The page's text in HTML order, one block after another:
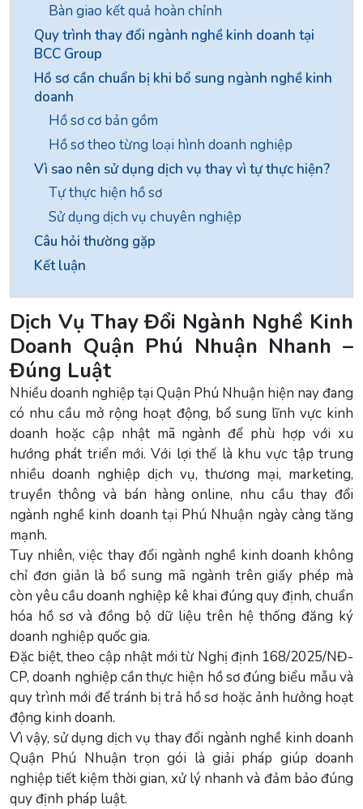
Bàn giao kết quả hoàn chỉnh
Quy trình thay đổi ngành nghề kinh doanh tại
BCC Group
Hồ sơ cần chuẩn bị khi bổ sung ngành nghề kinh
doanh
Hồ sơ cơ bản gồm
Hồ sơ theo từng loại hình doanh nghiệp
Vì sao nên sử dụng dịch vụ thay vì tự thực hiện?
Tự thực hiện hồ sơ
Sử dụng dịch vụ chuyên nghiệp
Câu hỏi thường gặp
Kết luận
Dịch Vụ Thay Đổi Ngành Nghề Kinh
Doanh Quận Phú Nhuận Nhanh –
Đúng Luật
Nhiều doanh nghiệp tại Quận Phú Nhuận hiện nay đang
có nhu cầu mở rộng hoạt động, bổ sung lĩnh vực kinh
doanh hoặc cập nhật mã ngành để phù hợp với xu
hướng phát triển mới. Với lợi thế là khu vực tập trung
nhiều doanh nghiệp dịch vụ, thương mại, marketing,
truyền thông và bán hàng online, nhu cầu thay đổi
ngành nghề kinh doanh tại Phú Nhuận ngày càng tăng
mạnh.
Tuy nhiên, việc thay đổi ngành nghề kinh doanh không
chỉ đơn giản là bổ sung mã ngành trên giấy phép mà
còn yêu cầu doanh nghiệp kê khai đúng quy định, chuẩn
hóa hồ sơ và đồng bộ dữ liệu trên hệ thống đăng ký
doanh nghiệp quốc gia.
Đặc biệt, theo cập nhật mới từ Nghị định 168/2025/NĐ-
CP, doanh nghiệp cần thực hiện hồ sơ đúng biểu mẫu và
quy trình mới để tránh bị trả hồ sơ hoặc ảnh hưởng hoạt
động kinh doanh.
Vì vậy, sử dụng dịch vụ thay đổi ngành nghề kinh doanh
Quận Phú Nhuận trọn gói là giải pháp giúp doanh
nghiệp tiết kiệm thời gian, xử lý nhanh và đảm bảo đúng
quy định pháp luật.